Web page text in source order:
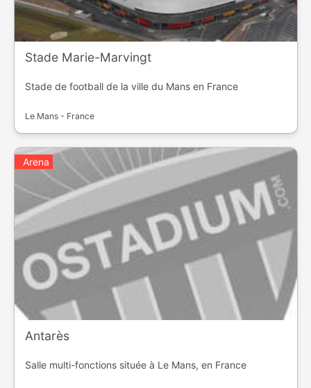
Stade Marie-Marvingt
Stade de football de la ville du Mans en France
Le Mans - France
Arena
Antarès
Salle multi-fonctions située à Le Mans, en France